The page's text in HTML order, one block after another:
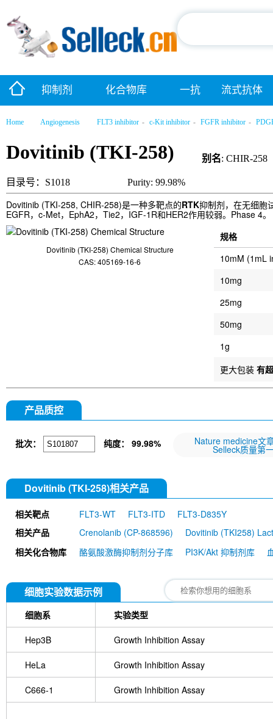
抑制剂 化合物库 一抗 流式抗体
Home Angiogenesis FLT3 inhibitor - c-Kit inhibitor - FGFR inhibitor -
Dovitinib (TKI-258) 别名: CHIR-258
目录号：S1018 Purity: 99.98%
Dovitinib (TKI-258, CHIR-258)是一种多靶点的RTK抑制剂，在无细胞
EGFR，c-Met，EphA2，Tie2，IGF-1R和HER2作用较弱。Phase 4。
Dovitinib (TKI-258) Chemical Structure
CAS: 405169-16-6
规格
10mM (1mL
10mg
25mg
50mg
1g
更大包装 有
产品质控
批次： 纯度： 99.98% Nature medicine文
Selleck质量第
Dovitinib (TKI-258)相关产品
相关靶点 FLT3-WT FLT3-ITD
FLT3-D835Y
相关产品
Crenolanib (CP-868596)
Dovitinib (TKI258)
相关化合物库 酪氨酸激酶抑制剂分子库 PI3K/Akt 抑制剂库
细胞实验数据示例
细胞系 实验类型
Hep3B Growth Inhibition Assay
HeLa Growth Inhibition Assay
C666-1 Growth Inhibition Assay